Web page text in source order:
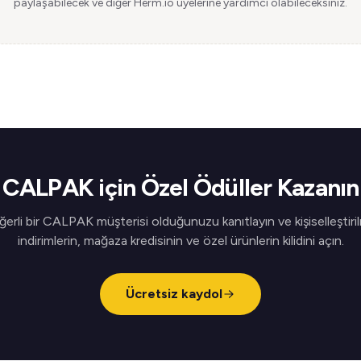
paylaşabilecek ve diğer Herm.io üyelerine yardımcı olabileceksiniz.
CALPAK için Özel Ödüller Kazanın
bir CALPAK müşterisi olduğunuzu kanıtlayın ve
indirimlerin, mağaza kredisinin ve özel ürünlerin kilidini açın.
Ücretsiz kaydol